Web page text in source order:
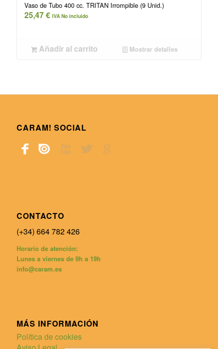
Vaso de Tubo 400 cc. TRITAN Irrompible (9 Unid.)
25,47€ IVA No incluido
Añadir al carrito Mostrar detalles
CARAM! SOCIAL
CONTACTO
(+34) 664 782 426
Horario de atención:
Lunes a viernes de 9h a 19h
info@caram.es
MÁS INFORMACIÓN
Política de cookies